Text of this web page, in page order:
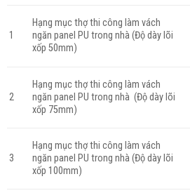
1
Hạng mục thợ thi công làm vách
ngăn panel PU trong nhà (Độ dày lõi
xốp 50mm)
2
Hạng mục thợ thi công làm vách
ngăn panel PU trong nhà (Độ dày lõi
xốp 75mm)
3
Hạng mục thợ thi công làm vách
ngăn panel PU trong nhà (Độ dày lõi
xốp 100mm)